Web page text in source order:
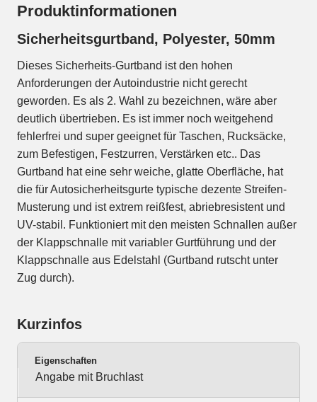
Produktinformationen
Sicherheitsgurtband, Polyester, 50mm
Dieses Sicherheits-Gurtband ist den hohen
Anforderungen der Autoindustrie nicht gerecht
geworden. Es als 2. Wahl zu bezeichnen, wäre aber
deutlich übertrieben. Es ist immer noch weitgehend
fehlerfrei und super geeignet für Taschen, Rucksäcke,
zum Befestigen, Festzurren, Verstärken etc.. Das
Gurtband hat eine sehr weiche, glatte Oberfläche, hat
die für Autosicherheitsgurte typische dezente Streifen-
Musterung und ist extrem reißfest, abriebresistent und
UV-stabil. Funktioniert mit den meisten Schnallen außer
der Klappschnalle mit variabler Gurtführung und der
Klappschnalle aus Edelstahl (Gurtband rutscht unter
Zug durch).
Kurzinfos
Eigenschaften
Angabe mit Bruchlast